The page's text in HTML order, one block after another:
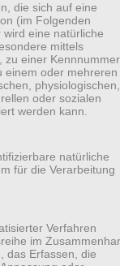
the
to
for
M2
a template
library
die sich auf eine
(im Folgenden
wird eine natürliche
mittels
einer
einem oder mehreren
physiologischen,
oder sozialen
werden kann.
natürliche
für die Verarbeitung
Verfahren
im
das Erfassen, die